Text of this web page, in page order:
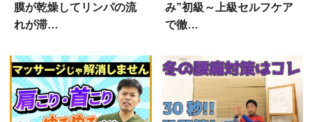
膜が乾燥してリンパの流
れが滞…
み”初級～上級セルフケア
で徹…